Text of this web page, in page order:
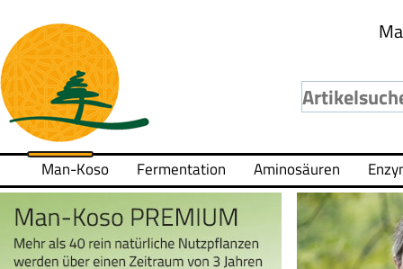
Man-Koso Fermentation Aminosäuren